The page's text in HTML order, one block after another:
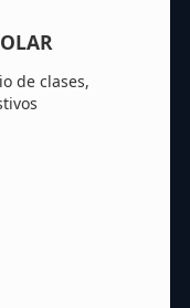
de clases,